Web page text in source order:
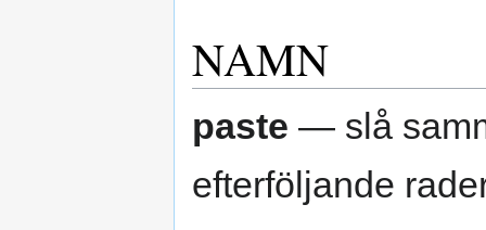
NAMN
paste — slå
efterföljande